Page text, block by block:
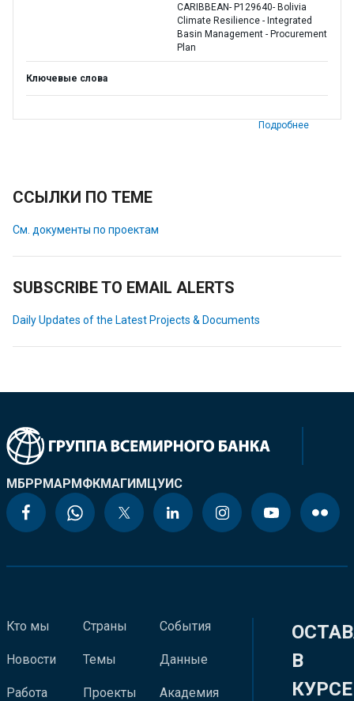
CARIBBEAN- P129640- Bolivia
Climate Resilience - Integrated
Basin Management - Procurement
Plan
Ключевые слова
Подробнее
ССЫЛКИ ПО ТЕМЕ
См. документы по проектам
SUBSCRIBE TO EMAIL ALERTS
Daily Updates of the Latest Projects & Documents
МБРРМАРМФКМАГИМЦУИС
Кто мы
Новости
Работа
Страны
Темы
Проекты
События
Данные
Академия
В
КУРСЕ